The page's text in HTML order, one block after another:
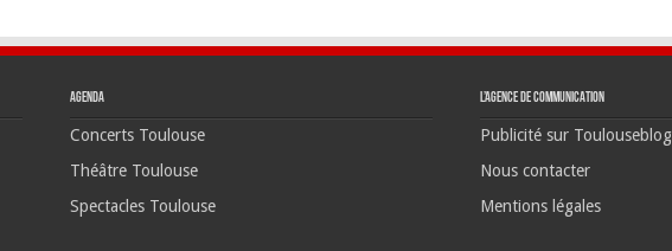
Agenda
Concerts Toulouse
Théâtre Toulouse
Spectacles Toulouse
L’agence de communication
Publicité sur Toulouseblog
Nous contacter
Mentions légales